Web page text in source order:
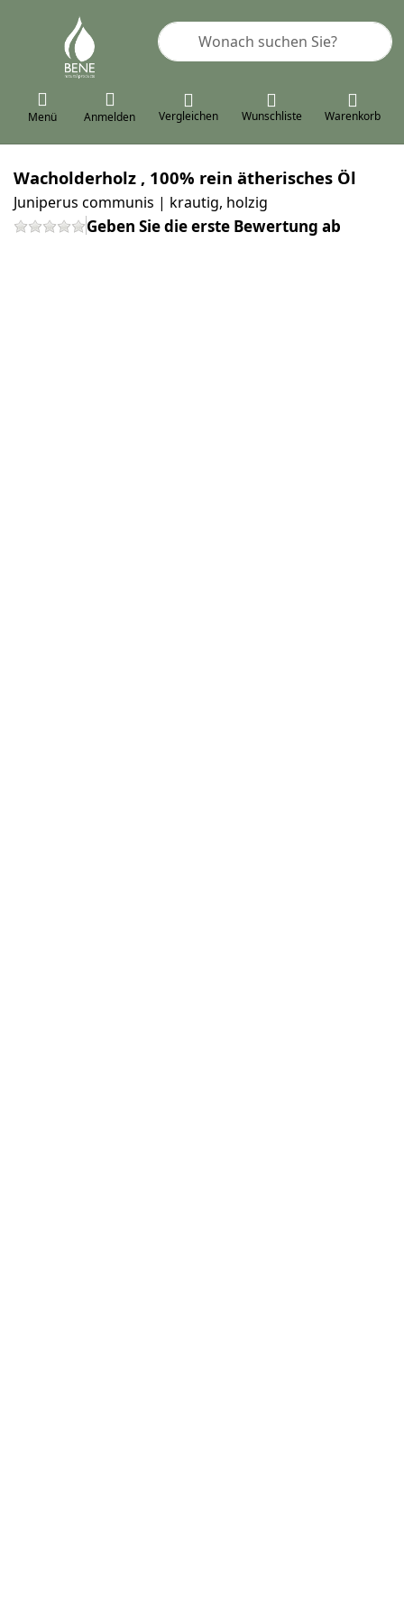
Geben Sie einen Suchbegriff ein.
Menü Anmelden Vergleichen Wunschliste Warenkorb
Wacholderholz , 100% rein ätherisches Öl
Juniperus communis | krautig, holzig
Geben Sie die erste Bewertung ab